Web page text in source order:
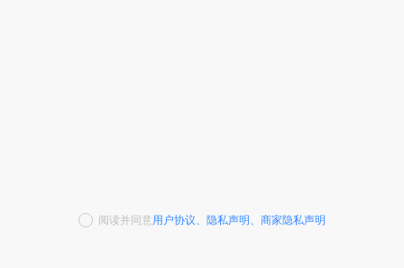
阅读并同意用户协议、 隐私声明、 商家隐私声明